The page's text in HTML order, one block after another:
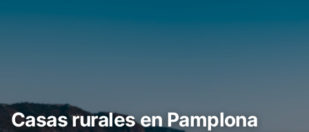
Casas rurales en Pamplona